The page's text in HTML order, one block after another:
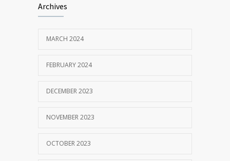
Unissula 2017/2018
Archives
MARCH 2024
FEBRUARY 2024
DECEMBER 2023
NOVEMBER 2023
OCTOBER 2023